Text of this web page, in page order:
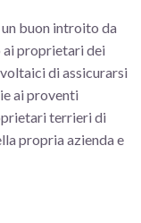
buon introito da
ai proprietari dei
di assicurarsi
ai proventi
terrieri di
propria azienda e